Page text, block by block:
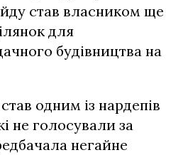
став власником ще
для
будівництва на
одним із нардепів
не голосували за
негайне